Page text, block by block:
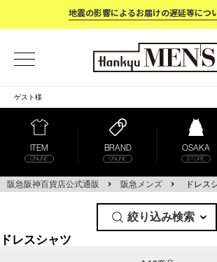
地震の影響によるお届けの遅延等に
ゲスト様
ITEM
ONLINE
BRAND
ONLINE
OSAKA
STORE
阪急阪神百貨店公式通販 阪急メンズ ドレス
絞り込み検索
ドレスシャツ